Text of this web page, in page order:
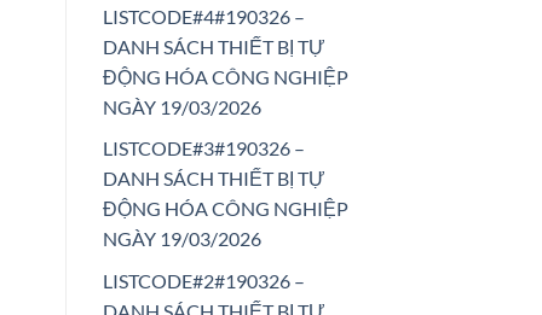
LISTCODE#4#190326 –
DANH SÁCH THIẾT BỊ TỰ
ĐỘNG HÓA CÔNG NGHIỆP
NGÀY 19/03/2026
LISTCODE#3#190326 –
DANH SÁCH THIẾT BỊ TỰ
ĐỘNG HÓA CÔNG NGHIỆP
NGÀY 19/03/2026
LISTCODE#2#190326 –